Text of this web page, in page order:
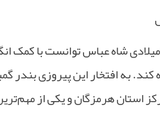
میلادی شاه عباس توانست با کمک
کند. به افتخار این پیروزی
استان هرمزگان و یکی از